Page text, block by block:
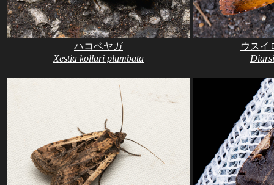
ハコベヤガ
Xestia kollari plumbata
ウスイ